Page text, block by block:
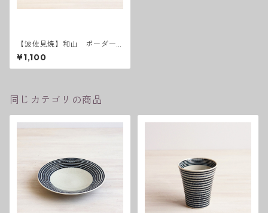
【波佐見焼】和山 ボーダー
柄 「藍駒」小皿
¥1,100
同じカテゴリの商品